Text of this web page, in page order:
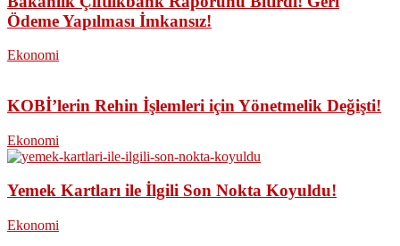
Ödeme Yapılması İmkansız!
Ekonomi
KOBİ’lerin Rehin İşlemleri için Yönetmelik Değişti!
Ekonomi
Yemek Kartları ile İlgili Son Nokta Koyuldu!
Ekonomi